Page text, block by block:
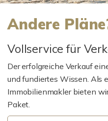
Andere
Vollservice für
Der erfolgreiche Verkauf
und fundiertes Wissen. Als
Immobilienmakler bieten
Paket.